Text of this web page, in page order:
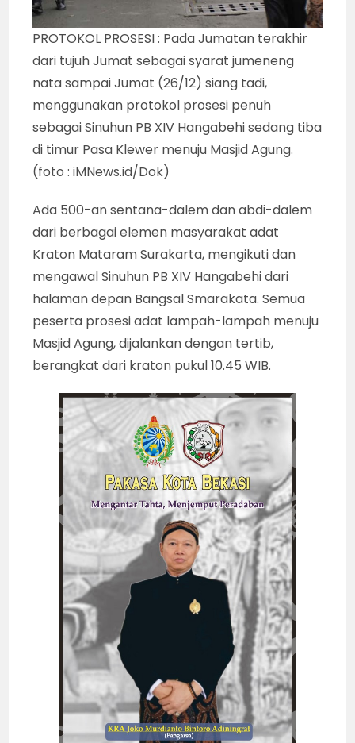
PROTOKOL PROSESI : Pada Jumatan terakhir
dari tujuh Jumat sebagai syarat jumeneng
nata sampai Jumat (26/12) siang tadi,
menggunakan protokol prosesi penuh
sebagai Sinuhun PB XIV Hangabehi sedang tiba
di timur Pasa Klewer menuju Masjid Agung.
(foto : iMNews.id/Dok)
Ada 500-an sentana-dalem dan abdi-dalem
dari berbagai elemen masyarakat adat
Kraton Mataram Surakarta, mengikuti dan
mengawal Sinuhun PB XIV Hangabehi dari
halaman depan Bangsal Smarakata. Semua
peserta prosesi adat lampah-lampah menuju
Masjid Agung, dijalankan dengan tertib,
berangkat dari kraton pukul 10.45 WIB.